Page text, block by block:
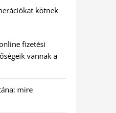
kötnek
fizetési
vannak a
mire